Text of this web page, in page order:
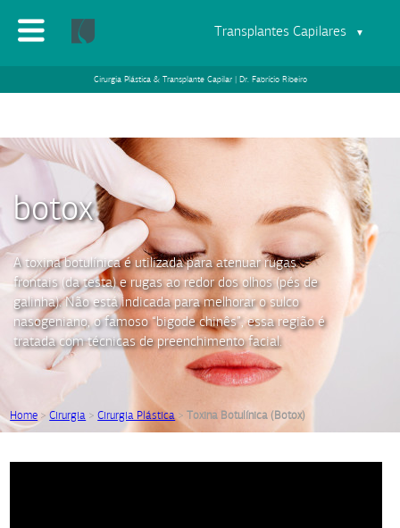
Transplantes Capilares ▼
Cirurgia Plástica & Transplante Capilar | Dr. Fabrício Ribeiro
botox
A toxina botulínica é utilizada para atenuar rugas
frontais (da testa) e rugas ao redor dos olhos (pés de
galinha). Não está indicada para melhorar o sulco
nasogeniano, o famoso “bigode chinês”, essa região é
tratada com técnicas de preenchimento facial.
Home >Cirurgia >Cirurgia Plástica>Toxina Botulínica (Botox)